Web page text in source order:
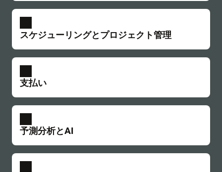
の長期的な計画と予測を実行します。カスタマ
イズ可能な加重基準に基づいて、プロジェクト
を一貫して評価し、優先順位を付けます。目標
監視します。計画とプロジェクト実行の間の継
続的なデータフローを維持します。
Primavera Cloud Portfolioの詳細
プロジェクト管理と資産管理
各プロジェクトやアセット横断で活用できる、
事前構成済みかつ柔軟なベストプラクティスプ
スケジューリングとプロジェクト管理
す。プロジェクト・スケジュールと連動したリ
アルタイムの予算・コスト分析で軌道修正を行
います。
統合されたプロジェクト管理の詳細を見る
支払管理
遅延や混乱のリスクを最小限に抑えながら、サ
支払い
により、間違いと遅延を減らします。請求書承
認とコンプライアンス管理を簡素化し、引き出
し金のサイクルを短縮します。支払いの準備と
予測分析とAI